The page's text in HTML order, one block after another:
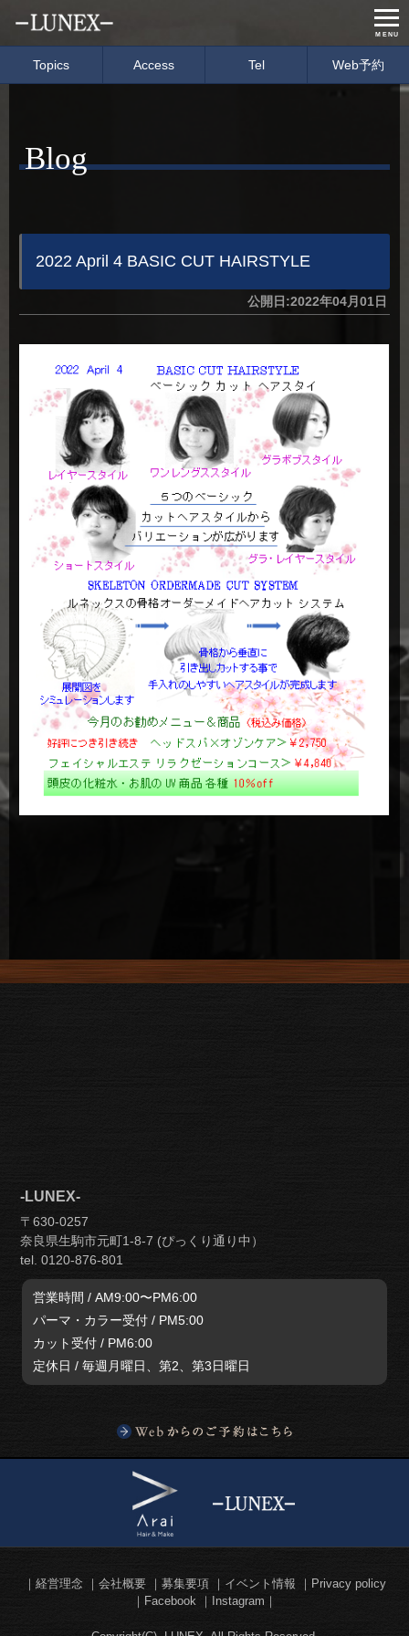
MENU
Concept
Staff blog
会社概要
Topics Access Tel Web予約
Blog
2022 April 4 BASIC CUT HAIRSTYLE
公開日:2022年04月01日
-LUNEX-
〒630-0257
奈良県生駒市元町1-8-7 (ぴっくり通り中）
tel. 0120-876-801
営業時間 / AM9:00〜PM6:00
パーマ・カラー受付 / PM5:00
カット受付 / PM6:00
定休日 / 毎週月曜日、第2、第3日曜日
経営理念 会社概要 募集要項 イベント情報
Privacy policy
Facebook
Instagram